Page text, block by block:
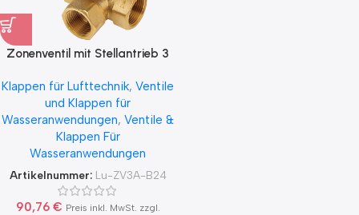
Zonenventil mit Stellantrieb 3
2 Punkt
Klappen für Lufttechnik, Ventile
und Klappen für
Wasseranwendungen, Ventile &
Klappen Für
Wasseranwendungen
Artikelnummer: Lu-ZV3A-B24
90,76 € Preis inkl. MwSt. zzgl.